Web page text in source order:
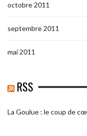
octobre 2011
septembre 2011
mai 2011
RSS
La Goulue : le coup de